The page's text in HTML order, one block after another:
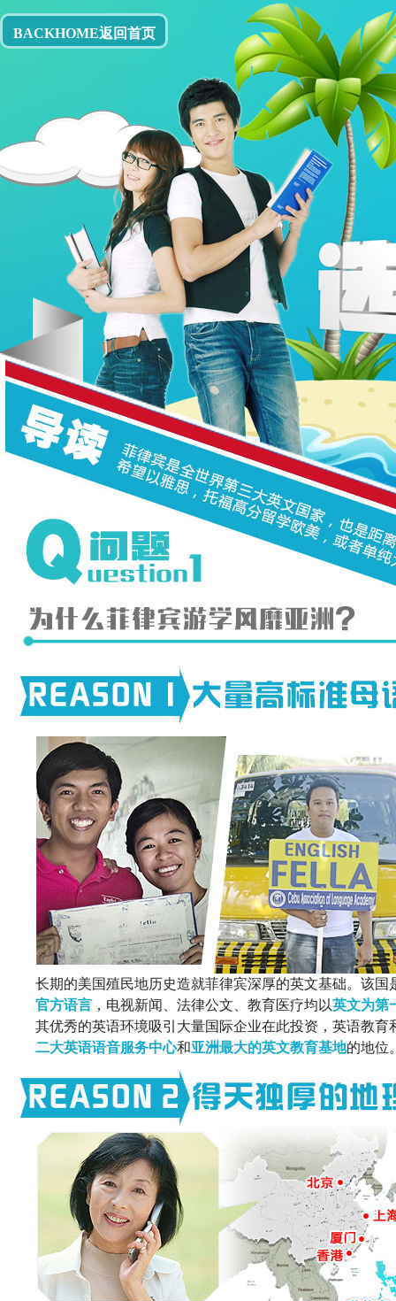
BACKHOME返回首页
长期的美国殖民地历史造就菲律宾深厚的英文基础。该国
官方语言 ，电视新闻、法律公文、教育医疗均以英文为第
其优秀的英语环境吸引大量国际企业在此投资，英语教
二大英语语音服务中心和亚洲最大的英文教育基地的地位